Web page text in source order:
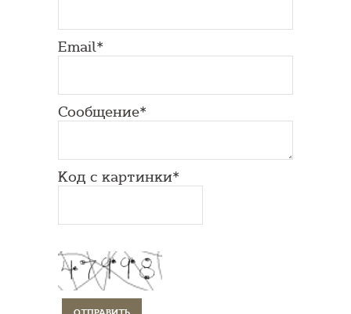
Email*
Сообщение*
Код с картинки*